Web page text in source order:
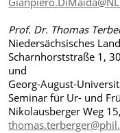
Prof. Dr. Thomas
Niedersächsisches
Scharnhorststraße 1,
und
Georg-August-
Seminar für Ur- und
Nikolausberger Weg